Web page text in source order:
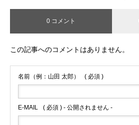
0 コメント
この記事へのコメントはありません。
名前（例：山田 太郎） ( 必須 )
E-MAIL ( 必須 ) - 公開されません -